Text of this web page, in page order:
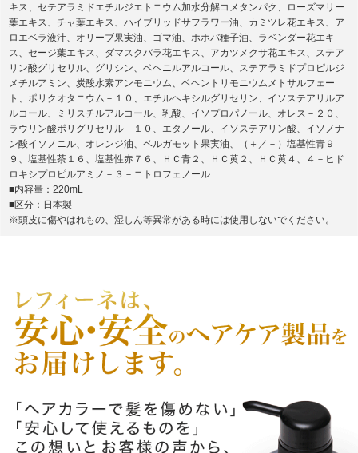
キス、セテアラミドエチルジエトニウム加水分解コメタンパク、ローズマリー
葉エキス、チャ葉エキス、ハイブリッドサフラワー油、カミツレ花エキス、ア
ロエベラ液汁、オリーブ果実油、ゴマ油、ホホバ種子油、ラベンダー花エキ
ス、セージ葉エキス、ダマスクバラ花エキス、アカツメクサ花エキス、ステア
リン酸グリセリル、グリシン、ベヘニルアルコール、ステアラミドプロピルジ
メチルアミン、炭酸水素アンモニウム、ベヘントリモニウムメトサルフェー
ト、ポリクオタニウム－１０、エチルヘキシルグリセリン、イソステアリルア
ルコール、ミリスチルアルコール、乳酸、イソプロパノール、オレス－２０、
ラウリン酸ポリグリセリル－１０、エタノール、イソステアリン酸、イソノナ
ン酸イソノニル、オレンジ油、ベルガモット果実油、（＋／－）塩基性青９
９、塩基性茶１６、塩基性赤７６、ＨＣ青２、ＨＣ黄２、ＨＣ黄４、４－ヒド
ロキシプロピルアミノ－３－ニトロフェノール
■内容量：220mL
■区分：日本製
※頭皮に傷やはれもの、湿しん等異常がある時には使用しないでください。